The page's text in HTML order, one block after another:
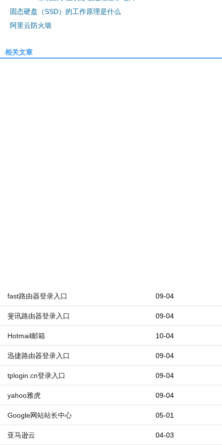
固态硬盘（SSD）的工作原理是什么
阿里云防火墙
相关文章
09-04
fast路由器登录入口
09-04
斐讯路由器登录入口
10-04
Hotmail邮箱
09-04
迅捷路由器登录入口
09-04
tplogin.cn登录入口
09-04
yahoo雅虎
05-01
Google网站站长中心
04-03
亚马逊云